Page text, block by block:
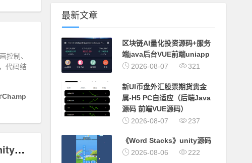
控制、
代码结
Champ
《Girl Dress Up Salon Dish Washing and Painting》unity源码
最新文章
区块链AI量化投资源码+服务
端java后台VUE前端uniapp
2026-08-07
321
新UI币盘外汇股票期货贵金
属-H5 PC自适应（后端Java
源码 前端VUE源码）
2026-08-07
237
《Word Stacks》unity源码
2026-08-06
222